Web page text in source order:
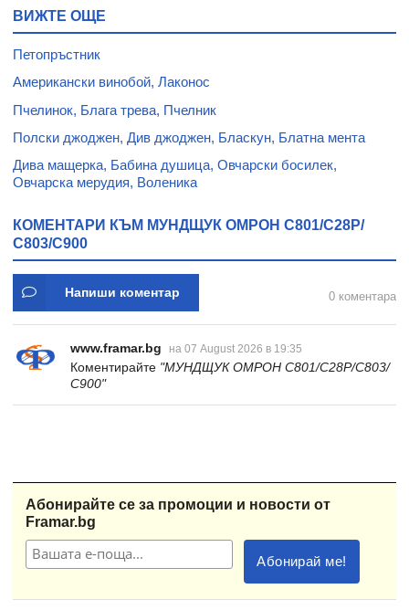
ВИЖТЕ ОЩЕ
Петопръстник
Американски винобой, Лаконос
Пчелинок, Блага трева, Пчелник
Полски джоджен, Див джоджен, Бласкун, Блатна мента
Дива мащерка, Бабина душица, Овчарски босилек,
Овчарска мерудия, Воленика
КОМЕНТАРИ КЪМ МУНДЩУК ОМРОН C801/C28P/
С803/С900
Напиши коментар 0 коментара
www.framar.bg на 07 August 2026 в 19:35
Коментирайте "МУНДЩУК ОМРОН C801/C28P/С803/
С900"
Абонирайте се за промоции и новости от
Framar.bg